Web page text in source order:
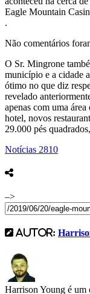
Eagle Mountain
.
Não comentários
O Sr. Mingrone
município e a cidade
ótimo no que diz
revelado
apenas com uma
hotel, novos
29.000 pés
Notícias 2810
–>
AUTOR:
Harrison Young é um